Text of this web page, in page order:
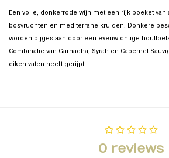
Een volle, donkerrode wijn met een rijk boeket van
bosvruchten en mediterrane kruiden. Donkere
worden bijgestaan door een evenwichtige
Combinatie van Garnacha, Syrah en Cabernet
eiken vaten heeft gerijpt.
0 reviews